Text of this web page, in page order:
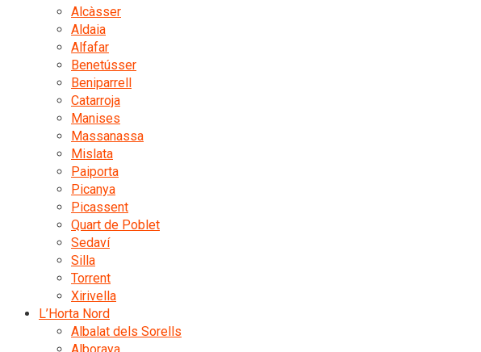
Alcàsser
Aldaia
Alfafar
Benetússer
Beniparrell
Catarroja
Manises
Massanassa
Mislata
Paiporta
Picanya
Picassent
Quart de Poblet
Sedaví
Silla
Torrent
Xirivella
L’Horta Nord
Albalat dels Sorells